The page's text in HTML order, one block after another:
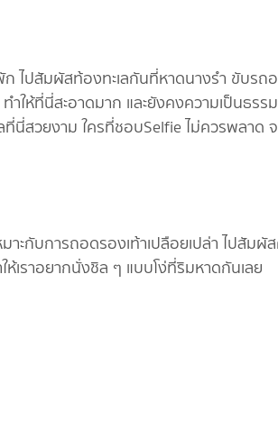
ไปสัมผัสท้องทะเลกันที่หาดนางรำ ขับรถ
ให้ที่นี่สะอาดมาก และยังคงความเป็นธรรม
นี่สวยงาม ใครที่ชอบSelfie ไม่ควรพลาด
าะกับการถอดรองเท้าเปลือยเปล่า ไปสัมผั
ห้เราอยากนั่งชิล ๆ แบบโง่ที่ริมหาดกันเลย